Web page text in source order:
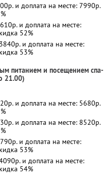
и доплата на месте: 7990р.
и доплата на месте:
52%
и доплата на месте:
53%
питанием и посещением спа-
21.00)
и доплата на месте: 5680р.
и доплата на месте: 8520р.
и доплата на месте:
53%
и доплата на месте:
54%